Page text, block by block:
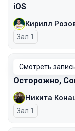
iOS
Кирилл
Зал 1
Смотреть запись
Осторожно,
Никита
Зал 1